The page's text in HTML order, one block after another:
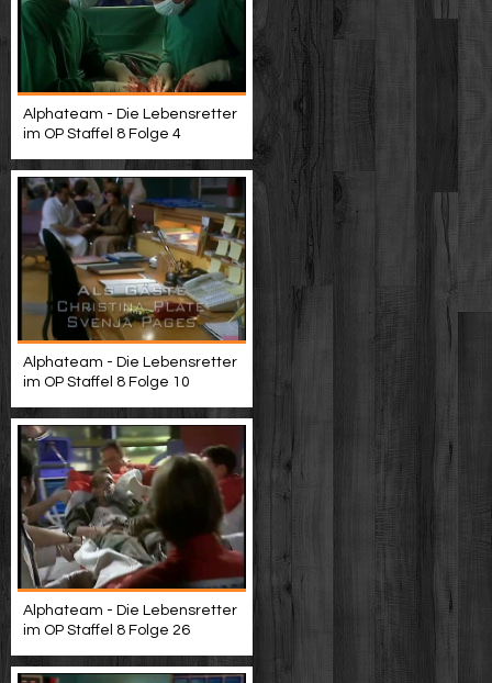
Alphateam - Die Lebensretter
im OP Staffel 8 Folge 4
Alphateam - Die Lebensretter
im OP Staffel 8 Folge 10
Alphateam - Die Lebensretter
im OP Staffel 8 Folge 26